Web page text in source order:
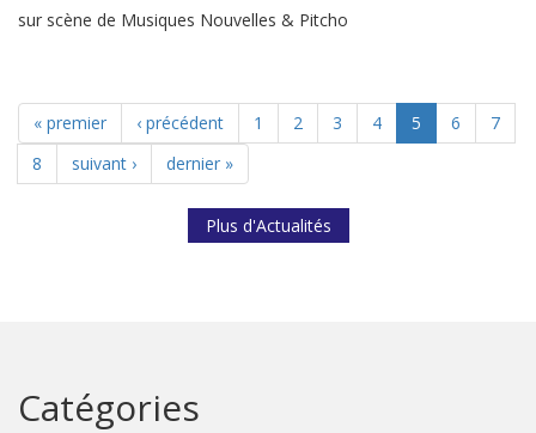
sur scène de Musiques Nouvelles & Pitcho
« premier ‹ précédent 1 2 3 4 5 6
7
8
suivant › dernier »
Plus d'Actualités
Catégories